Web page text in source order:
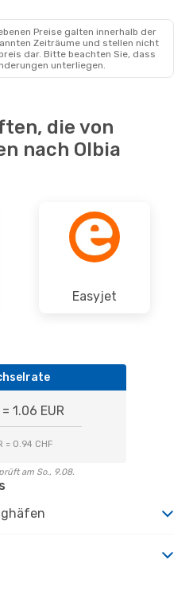
Preise galten innerhalb der
Zeiträume und stellen nicht
dar. Bitte beachten Sie, dass
unterliegen.
die von
nach Olbia
Easyjet
1.06 EUR
= 0.94 CHF
am So., 9.08.